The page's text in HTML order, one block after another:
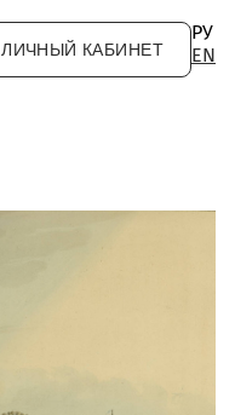
ЛИЧНЫЙ КАБИНЕТ
РУ
EN